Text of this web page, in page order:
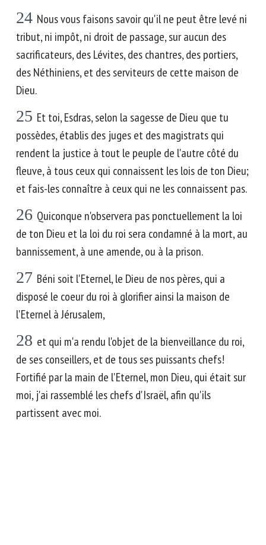
24 Nous vous faisons savoir qu'il ne peut être levé ni
tribut, ni impôt, ni droit de passage, sur aucun des
sacrificateurs, des Lévites, des chantres, des portiers,
des Néthiniens, et des serviteurs de cette maison de
Dieu.
25 Et toi, Esdras, selon la sagesse de Dieu que tu
possèdes, établis des juges et des magistrats qui
rendent la justice à tout le peuple de l'autre côté du
fleuve, à tous ceux qui connaissent les lois de ton Dieu;
et fais-les connaître à ceux qui ne les connaissent pas.
26 Quiconque n'observera pas ponctuellement la loi
de ton Dieu et la loi du roi sera condamné à la mort, au
bannissement, à une amende, ou à la prison.
27 Béni soit l'Eternel, le Dieu de nos pères, qui a
disposé le coeur du roi à glorifier ainsi la maison de
l'Eternel à Jérusalem,
28 et qui m'a rendu l'objet de la bienveillance du roi,
de ses conseillers, et de tous ses puissants chefs!
Fortifié par la main de l'Eternel, mon Dieu, qui était sur
moi, j'ai rassemblé les chefs d'Israël, afin qu'ils
partissent avec moi.